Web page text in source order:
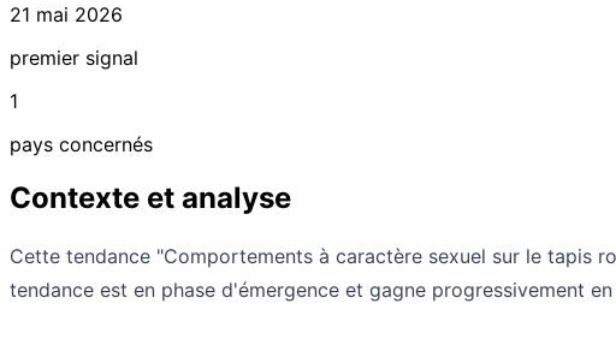
21 mai 2026
premier signal
1
pays concernés
Contexte et analyse
Cette tendance "Comportements à caractère sexuel sur le tapis
tendance est en phase d'émergence et gagne progressivement